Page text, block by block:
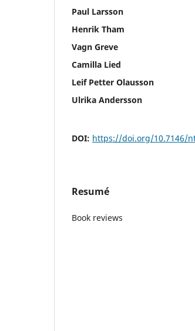
Paul Larsson
Henrik Tham
Vagn Greve
Camilla Lied
Leif Petter Olausson
Ulrika Andersson
DOI: https://doi.org/10.7146/
Resumé
Book reviews